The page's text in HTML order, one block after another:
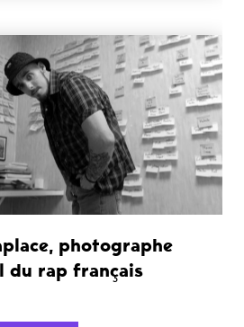
photographe
du rap français